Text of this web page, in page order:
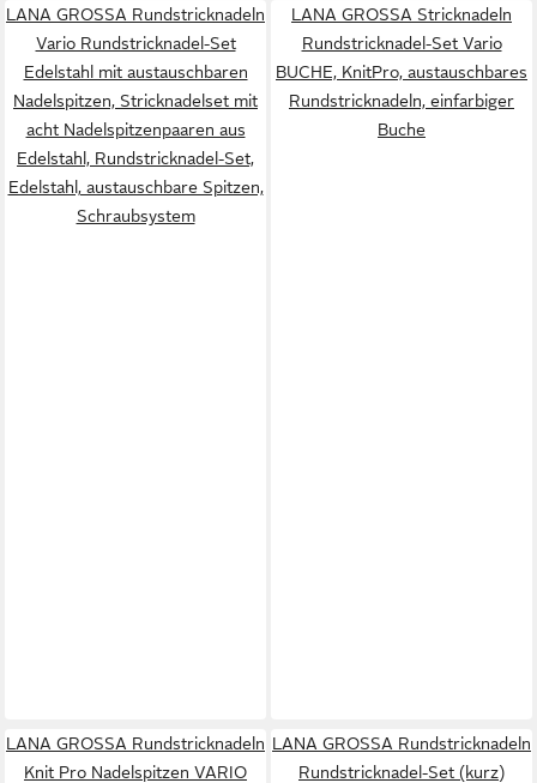
LANA GROSSA Rundstricknadeln
Vario Rundstricknadel-Set
Edelstahl mit austauschbaren
Nadelspitzen, Stricknadelset mit
acht Nadelspitzenpaaren aus
Edelstahl, Rundstricknadel-Set,
Edelstahl, austauschbare Spitzen,
Schraubsystem
LANA GROSSA Stricknadeln
Rundstricknadel-Set Vario
BUCHE, KnitPro, austauschbares
Rundstricknadeln, einfarbiger
Buche
LANA GROSSA Rundstricknadeln
Knit Pro Nadelspitzen VARIO
LANA GROSSA Rundstricknadeln
Rundstricknadel-Set (kurz)